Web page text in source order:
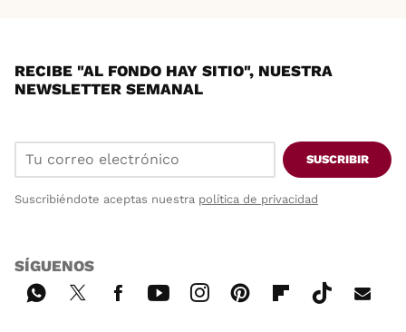
RECIBE "AL FONDO HAY SITIO", NUESTRA
NEWSLETTER SEMANAL
SUSCRIBIR
Suscribiéndote aceptas nuestra política de privacidad
SÍGUENOS